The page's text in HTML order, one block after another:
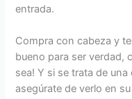
entrada.
Compra con cabeza y
bueno para ser verdad,
sea! Y si se trata de
asegúrate de verlo en